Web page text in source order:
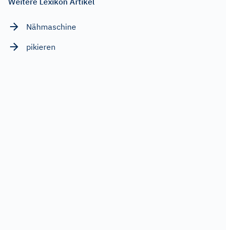
Nähmaschine
pikieren